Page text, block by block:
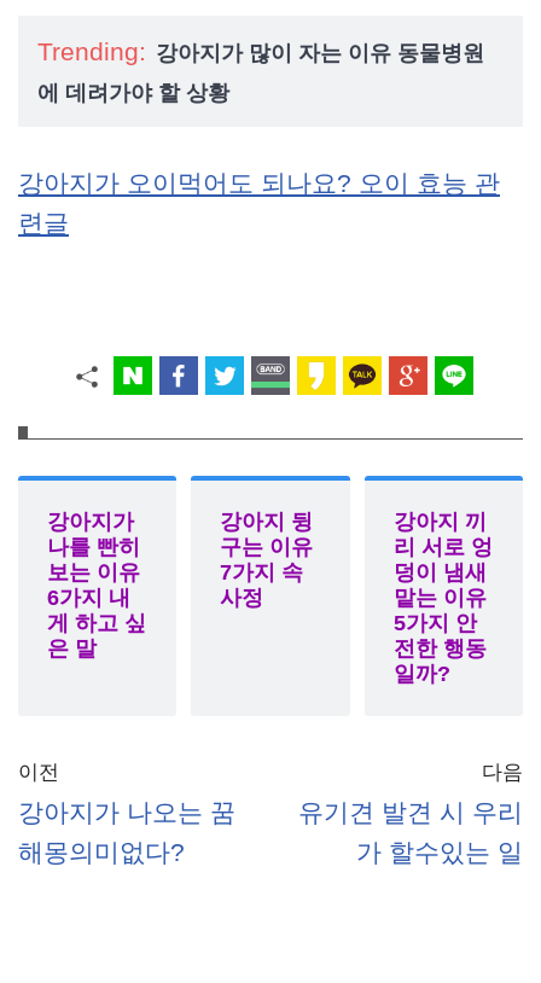
Trending: 강아지가 많이 자는 이유 동물병원
에 데려가야 할 상황
강아지가 오이먹어도 되나요? 오이 효능 관
련글
강아지가
나를 빤히
보는 이유
6가지 내
게 하고 싶
은 말
강아지 뒹
구는 이유
7가지 속
사정
강아지 끼
리 서로 엉
덩이 냄새
맡는 이유
5가지 안
전한 행동
일까?
이전
강아지가 나오는 꿈
해몽의미없다?
다음
유기견 발견 시 우리
가 할수있는 일